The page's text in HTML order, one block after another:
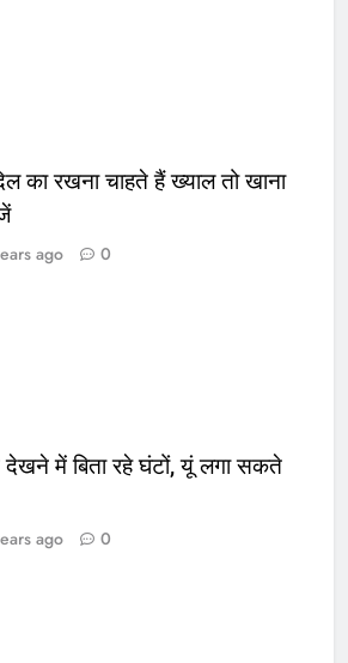
का रखना चाहते हैं ख्याल तो खाना
ago 0
देखने में बिता रहे घंटों, यूं लगा सकते
ago 0